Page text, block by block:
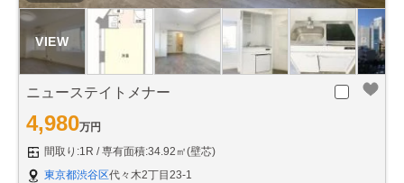
ニューステイトメナー
4,980万円
間取り:1R
専有面積:34.92㎡(壁芯)
東京都渋谷区代々木2丁目23-1